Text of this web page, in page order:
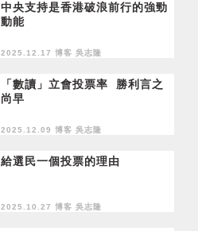
中央支持是香港破浪前行的強勁
動能
2025.12.17 博客 吳志隆
「數讀」立會投票率 勝利言之
尚早
2025.12.09 博客 吳志隆
給選民一個投票的理由
2025.10.27 博客 吳志隆